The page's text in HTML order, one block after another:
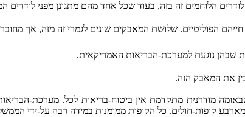
הלוחמים זה בזה, בעוד שכל אחד מהם מתגונן מפני לודרים
הפוליטיים. שלושת המאבקים שונים לגמרי זה מזה, אך
שבהן נוגעת למערכת-הבריאות האמריקאית.
את המאבק הזה.
מודרנית מתקדמת אין ביטוח-בריאות לכל. מערכת-
קופות-חולים. כל הקופות ממומנות במידה רבה על-ידי